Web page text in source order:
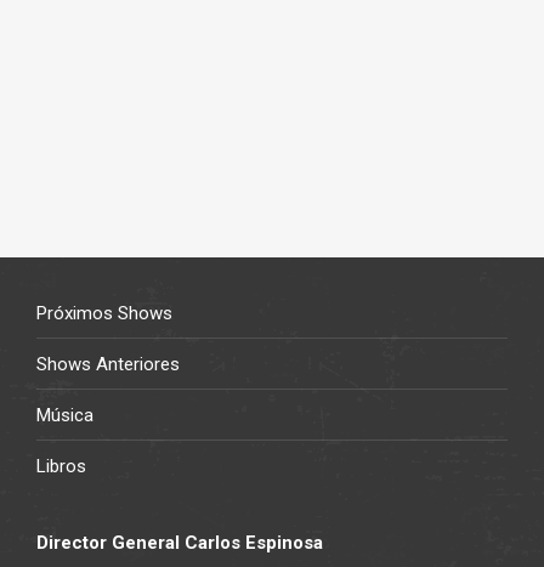
Próximos Shows
Shows Anteriores
Música
Libros
Director General Carlos Espinosa